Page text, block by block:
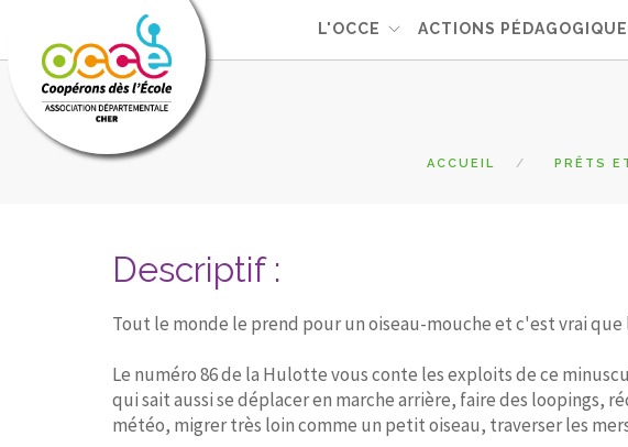
L'OCCE ACTIONS
ACCUEIL PRÊTS
Descriptif :
Tout le monde le prend pour un oiseau-mouche et c'est vrai
Le numéro 86 de la Hulotte vous conte les exploits de ce
qui sait aussi se déplacer en marche arrière, faire des loopings,
météo, migrer très loin comme un petit oiseau, traverser les